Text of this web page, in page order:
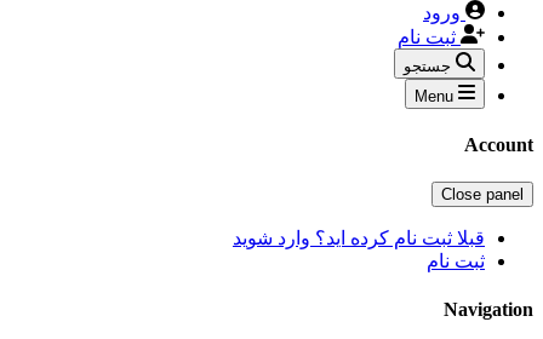
ورود
ثبت نام
جستجو
Menu
Account
Close panel
قبلا ثبت نام کرده اید؟ وارد شوید
ثبت نام
Navigation